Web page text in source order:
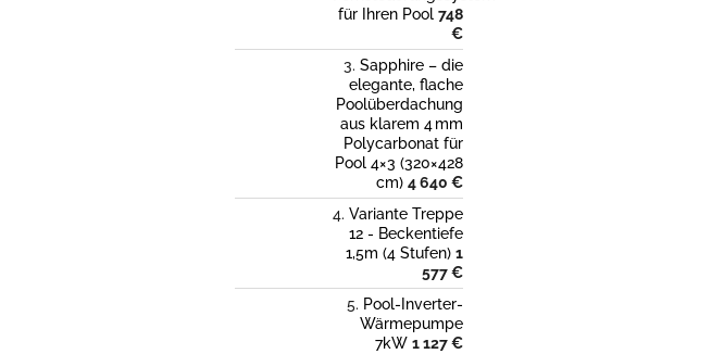
für Ihren Pool 748
€
Sapphire – die
elegante, flache
Poolüberdachung
aus klarem 4 mm
Polycarbonat für
Pool 4×3 (320×428
cm) 4 640 €
Variante Treppe
12 - Beckentiefe
1,5m (4 Stufen) 1
577 €
Pool-Inverter-
Wärmepumpe
7kW 1 127 €